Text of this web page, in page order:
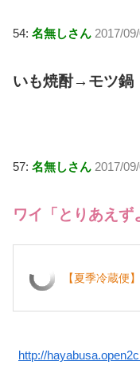
54: 名無しさん 2017/
いも焼酎→モツ鍋
57: 名無しさん 2017/
ワイ「とりあえず
【夏季冷蔵
http://